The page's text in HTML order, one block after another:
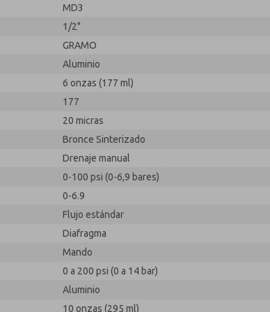
MD3
1/2"
GRAMO
Aluminio
6 onzas (177 ml)
177
20 micras
Bronce Sinterizado
Drenaje manual
0-100 psi (0-6,9 bares)
0-6.9
Flujo estándar
Diafragma
Mando
0 a 200 psi (0 a 14 bar)
Aluminio
10 onzas (295 ml)